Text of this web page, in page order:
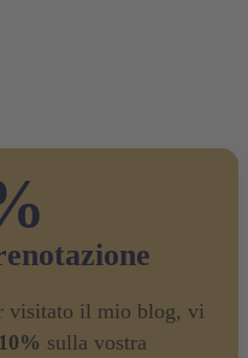
visitato il mio blog, vi
10% sulla vostra